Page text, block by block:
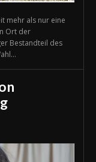
mehr als nur eine
Ort der
Bestandteil des